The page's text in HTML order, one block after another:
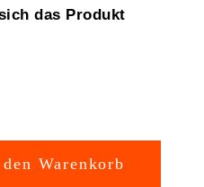
das Produkt
Warenkorb